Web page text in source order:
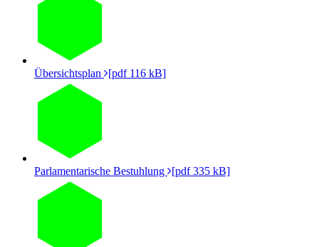
Übersichtsplan [pdf 116 kB]
Parlamentarische Bestuhlung [pdf 335 kB]